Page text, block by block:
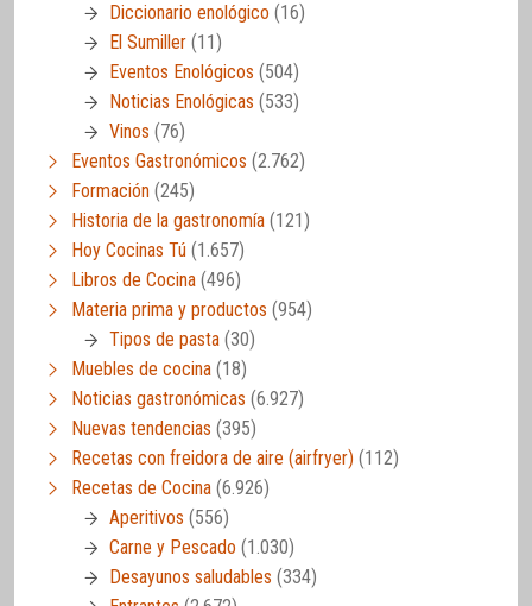
Diccionario enológico (16)
El Sumiller (11)
Eventos Enológicos (504)
Noticias Enológicas (533)
Vinos (76)
Eventos Gastronómicos (2.762)
Formación (245)
Historia de la gastronomía (121)
Hoy Cocinas Tú (1.657)
Libros de Cocina (496)
Materia prima y productos (954)
Tipos de pasta (30)
Muebles de cocina (18)
Noticias gastronómicas (6.927)
Nuevas tendencias (395)
Recetas con freidora de aire (airfryer) (112)
Recetas de Cocina (6.926)
Aperitivos (556)
Carne y Pescado (1.030)
Desayunos saludables (334)